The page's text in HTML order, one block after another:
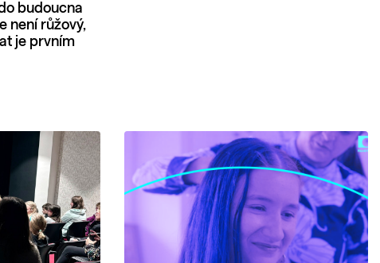
budoucna
není růžový,
je prvním